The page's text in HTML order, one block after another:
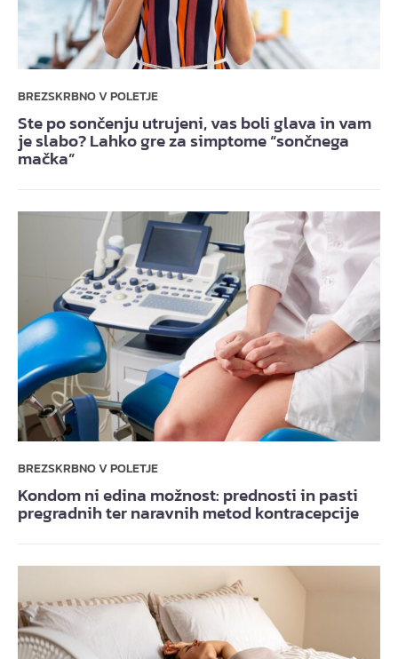
BREZSKRBNO V POLETJE
Ste po sončenju utrujeni, vas boli glava in vam
je slabo? Lahko gre za simptome “sončnega
mačka”
BREZSKRBNO V POLETJE
Kondom ni edina možnost: prednosti in pasti
pregradnih ter naravnih metod kontracepcije